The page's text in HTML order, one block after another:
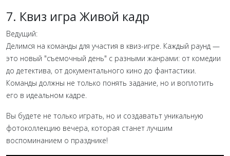
7. Квиз игра Живой кадр
Ведущий:
Делимся на команды для участия в квиз-игре. Каждый раунд —
это новый "съемочный день" с разными жанрами: от комедии
до детектива, от документального кино до фантастики.
Команды должны не только понять задание, но и воплотить
его в идеальном кадре.
Вы будете не только играть, но и создаватьт уникальную
фотоколлекцию вечера, которая станет лучшим
воспоминанием о празднике!